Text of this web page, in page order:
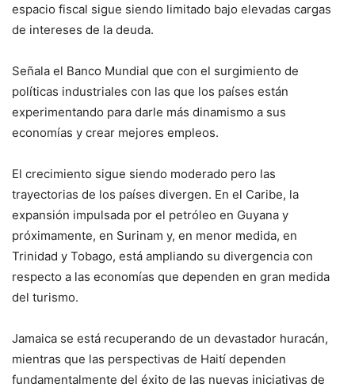
espacio fiscal sigue siendo limitado bajo elevadas cargas
de intereses de la deuda.
Señala el Banco Mundial que con el surgimiento de
políticas industriales con las que los países están
experimentando para darle más dinamismo a sus
economías y crear mejores empleos.
El crecimiento sigue siendo moderado pero las
trayectorias de los países divergen. En el Caribe, la
expansión impulsada por el petróleo en Guyana y
próximamente, en Surinam y, en menor medida, en
Trinidad y Tobago, está ampliando su divergencia con
respecto a las economías que dependen en gran medida
del turismo.
Jamaica se está recuperando de un devastador huracán,
mientras que las perspectivas de Haití dependen
fundamentalmente del éxito de las nuevas iniciativas de